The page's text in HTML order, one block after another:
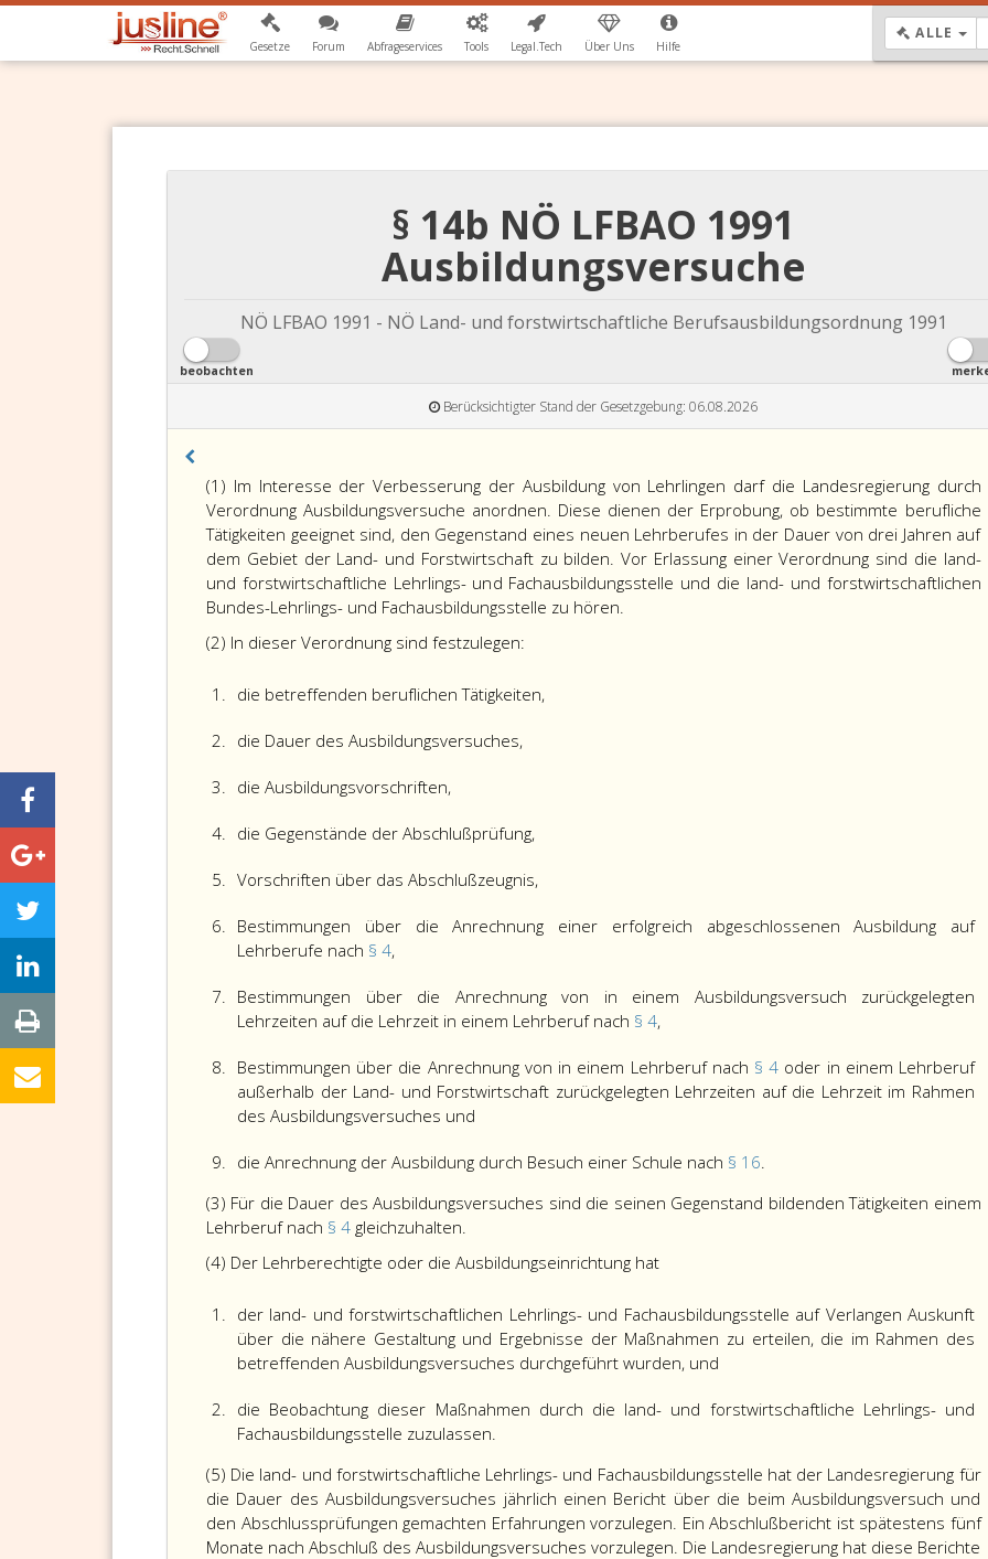
Gesetze Forum Abfrageservices Tools Legal.Tech Über Uns Hilfe
ALLE
§ 14b NÖ LFBAO 1991
Ausbildungsversuche
NÖ LFBAO 1991 - NÖ Land- und forstwirtschaftliche Berufsausbildungsordnung 1991
beobachten
Berücksichtigter Stand der Gesetzgebung: 06.08.2026
(1) Im Interesse der Verbesserung der Ausbildung von Lehrlingen darf die Landesregierung durch
VerordnungAusbildungsversuche anordnen. Diese dienen der Erprobung, ob bestimmte berufliche
Tätigkeiten geeignet sind, den Gegenstand eines neuen Lehrberufes in der Dauer von drei Jahren auf
dem Gebiet der Land- und Forstwirtschaft zu bilden. Vor Erlassung einer Verordnung sind die land-
und forstwirtschaftliche Lehrlings- und Fachausbildungsstelle und die land- und forstwirtschaftlichen
Bundes-Lehrlings- und Fachausbildungsstelle zu hören.
(2) In dieser Verordnung sind festzulegen:
1. die betreffenden beruflichen Tätigkeiten,
2. die Dauer des Ausbildungsversuches,
3. die Ausbildungsvorschriften,
4. die Gegenstände der Abschlußprüfung,
5. Vorschriften über das Abschlußzeugnis,
6. Bestimmungen über die Anrechnung einer erfolgreich abgeschlossenen Ausbildung auf
Lehrberufe nach § 4,
7. Bestimmungen über die Anrechnung von in einem Ausbildungsversuch zurückgelegten
Lehrzeiten auf die Lehrzeit in einem Lehrberuf nach § 4,
8. Bestimmungen über die Anrechnung von in einem Lehrberuf nach § 4 oder in einem Lehrberuf
außerhalb der Land- und Forstwirtschaft zurückgelegten Lehrzeiten auf die Lehrzeit im Rahmen
des Ausbildungsversuches und
9. die Anrechnung der Ausbildung durch Besuch einer Schule nach § 16.
(3) Für die Dauer des Ausbildungsversuches sind die seinen Gegenstand bildenden Tätigkeiten einem
Lehrberuf nach § 4 gleichzuhalten.
(4) Der Lehrberechtigte oder die Ausbildungseinrichtung hat
1. der land- und forstwirtschaftlichen Lehrlings- und Fachausbildungsstelle auf Verlangen Auskunft
über die nähere Gestaltung und Ergebnisse der Maßnahmen zu erteilen, die im Rahmen des
betreffenden Ausbildungsversuches durchgeführt wurden, und
2. die Beobachtung dieser Maßnahmen durch die land- und forstwirtschaftliche Lehrlings- und
Fachausbildungsstelle zuzulassen.
(5) Die land- und forstwirtschaftliche Lehrlings- und Fachausbildungsstelle hat der Landesregierung für
die Dauer des Ausbildungsversuches jährlich einen Bericht über die beim Ausbildungsversuch und
den Abschlussprüfungen gemachten Erfahrungen vorzulegen. Ein Abschlußbericht ist spätestens fünf
Monate nach Abschluß des Ausbildungsversuches vorzulegen. Die Landesregierung hat diese Berichte